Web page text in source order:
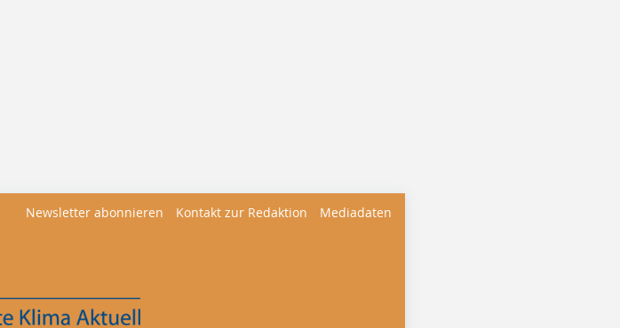
Newsletter abonnieren Kontakt zur Redaktion Mediadaten